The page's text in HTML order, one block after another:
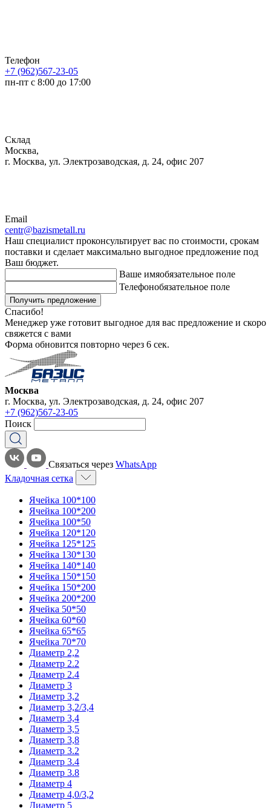
Телефон
+7 (962)567-23-05
пн-пт с 8:00 до 17:00
Склад
Москва,
г. Москва, ул. Электрозаводская, д. 24, офис 207
Email
centr@bazismetall.ru
Наш специалист проконсультирует вас по стоимости, срокам
поставки и сделает максимально выгодное предложение под
Ваш бюджет.
Ваше имяобязательное поле
Телефонобязательное поле
Получить предложение
Спасибо!
Менеджер уже готовит выгодное для вас предложение и скоро
свяжется с вами
Форма обновится повторно через 6 сек.
Москва
г. Москва, ул. Электрозаводская, д. 24, офис 207
+7 (962)567-23-05
Поиск
Связаться через WhatsApp
Кладочная сетка
Ячейка 100*100
Ячейка 100*200
Ячейка 100*50
Ячейка 120*120
Ячейка 125*125
Ячейка 130*130
Ячейка 140*140
Ячейка 150*150
Ячейка 150*200
Ячейка 200*200
Ячейка 50*50
Ячейка 60*60
Ячейка 65*65
Ячейка 70*70
Диаметр 2,2
Диаметр 2.2
Диаметр 2.4
Диаметр 3
Диаметр 3,2
Диаметр 3,2/3,4
Диаметр 3,4
Диаметр 3,5
Диаметр 3,8
Диаметр 3.2
Диаметр 3.4
Диаметр 3.8
Диаметр 4
Диаметр 4,0/3,2
Диаметр 5